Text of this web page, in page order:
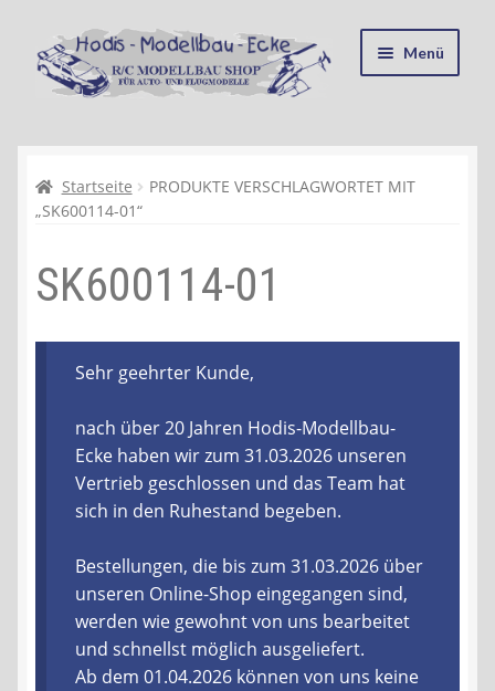
Zur
Navigation
springen
Zum
Inhalt
springen
Menü
Kasse
Recycling, Entsorgung und Umwelt
Shop
Warenkorb
Ablauf einer Bestellung
Zahlungsarten
Lieferzeit & Verfügbarkeit
Startseite
PRODUKTE VERSCHLAGWORTET MIT
„SK600114-01“
SK600114-01
Sehr geehrter Kunde,
nach über 20 Jahren Hodis-Modellbau-
Ecke haben wir zum 31.03.2026 unseren
Vertrieb geschlossen und das Team hat
sich in den Ruhestand begeben.
Bestellungen, die bis zum 31.03.2026 über
unseren Online-Shop eingegangen sind,
werden wie gewohnt von uns bearbeitet
und schnellst möglich ausgeliefert.
Ab dem 01.04.2026 können von uns keine